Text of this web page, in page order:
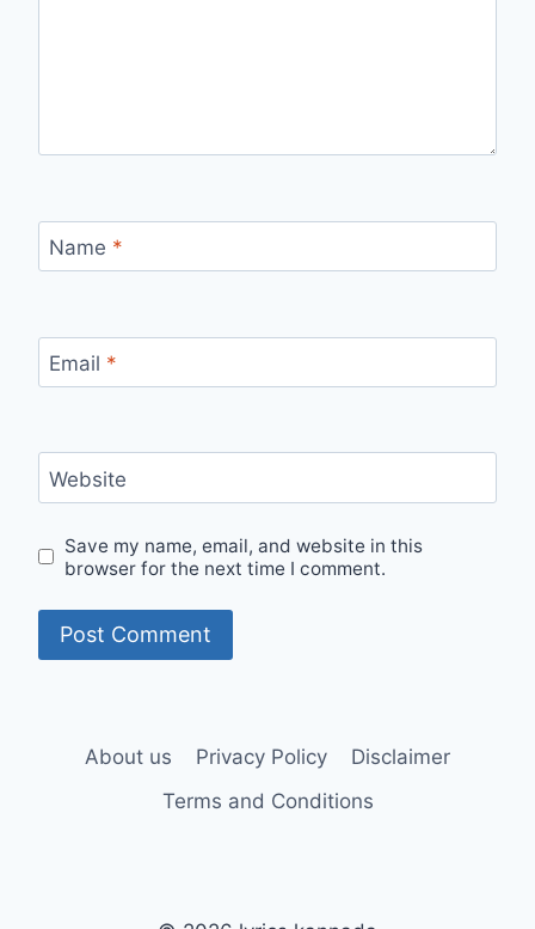
Name *
Email *
Website
Save my name, email, and website in this
browser for the next time I comment.
About us Privacy Policy
Disclaimer
Terms and Conditions